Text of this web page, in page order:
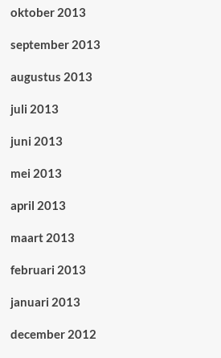
oktober 2013
september 2013
augustus 2013
juli 2013
juni 2013
mei 2013
april 2013
maart 2013
februari 2013
januari 2013
december 2012